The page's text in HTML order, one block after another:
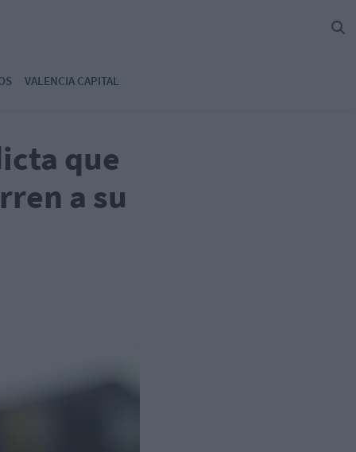
VALENCIA CAPITAL
que
a su